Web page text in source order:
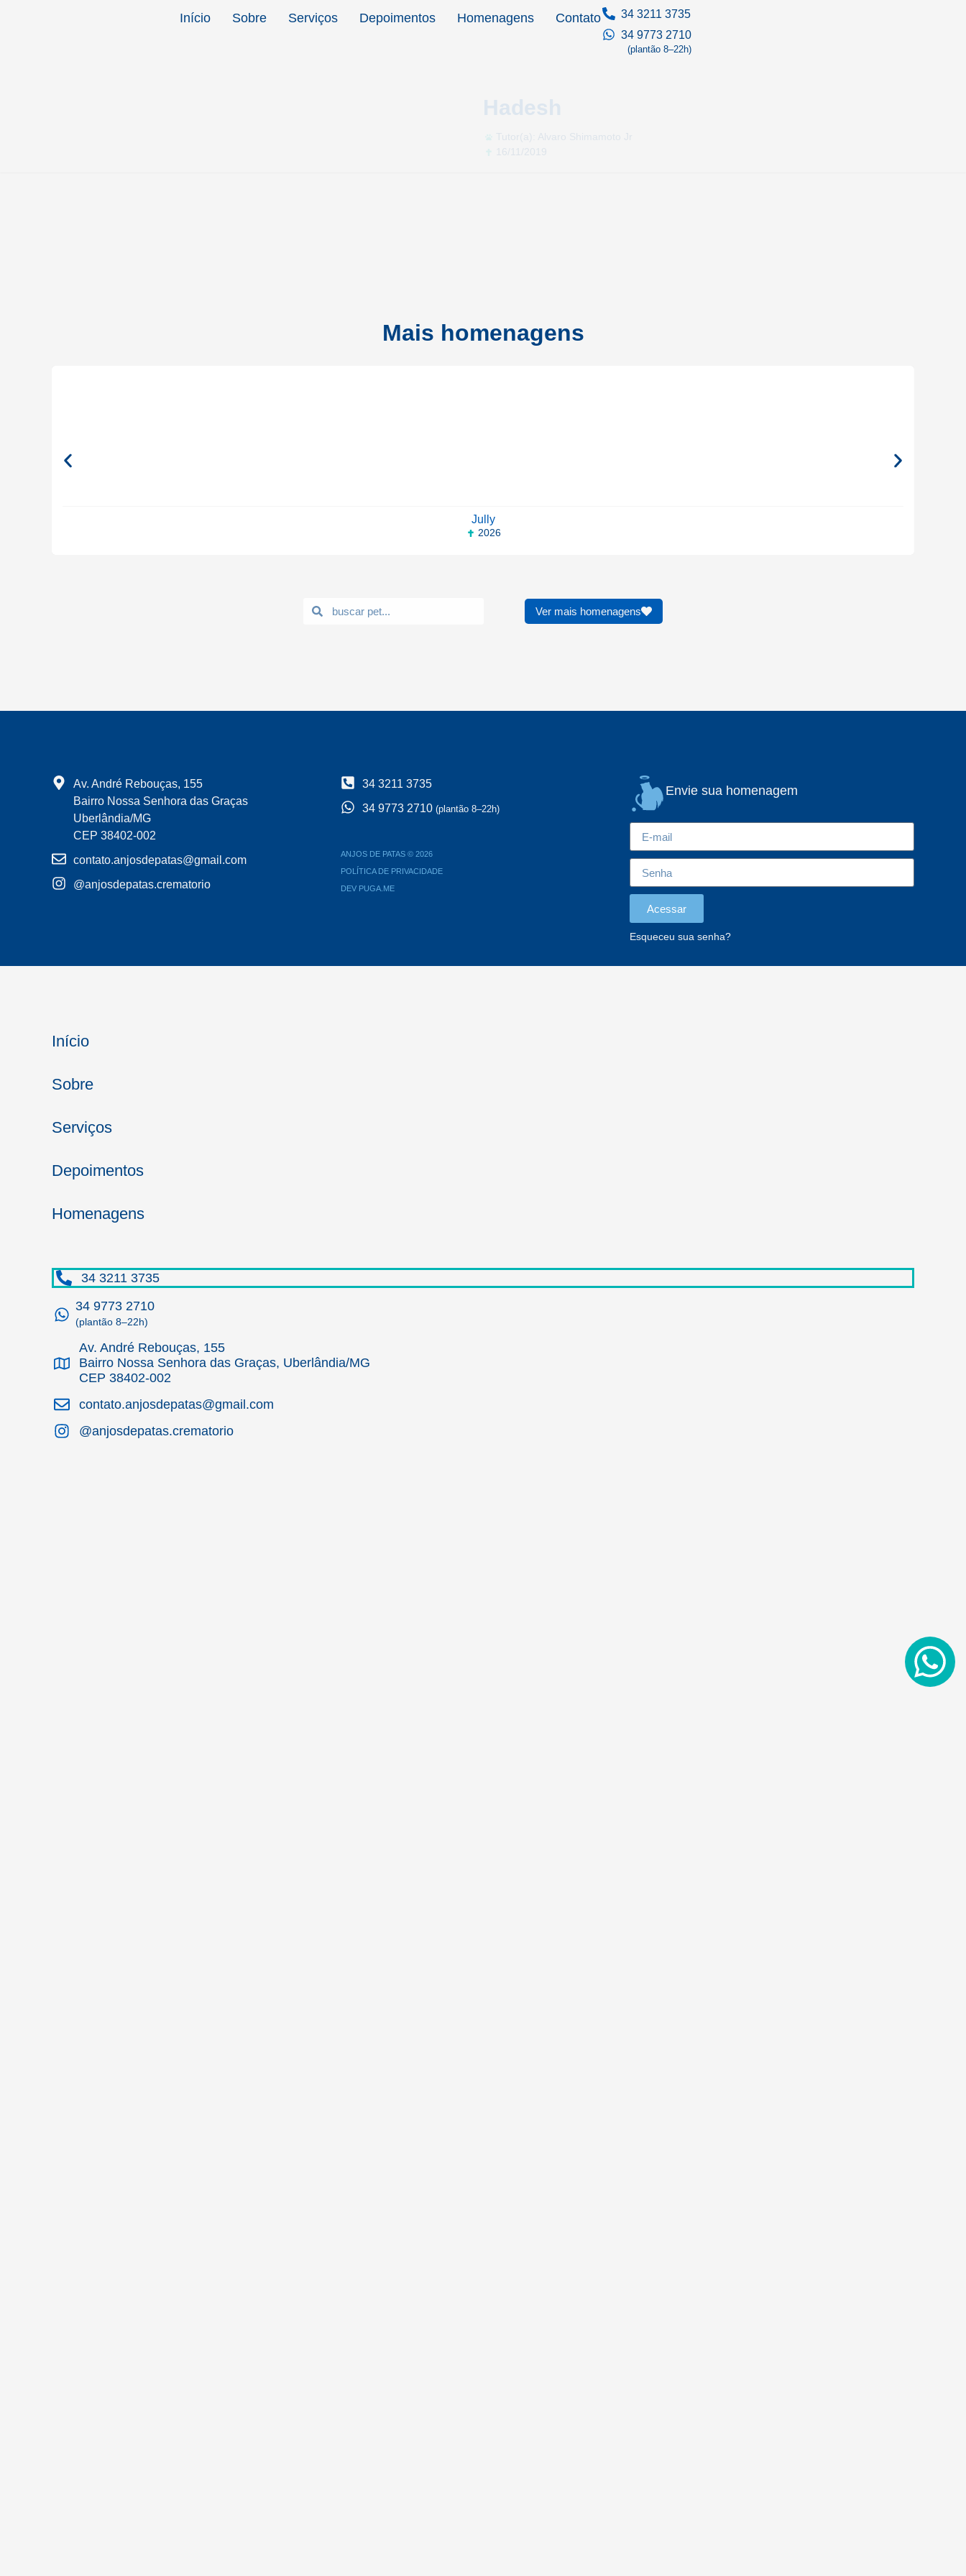
Início Sobre Serviços Depoimentos Homenagens Contato
34 3211 3735
34 9773 2710
(plantão 8–22h)
Hadesh
Tutor(a): Alvaro Shimamoto Jr
16/11/2019
Mais homenagens
Jully
2026
Ver mais homenagens
Av. André Rebouças, 155
Bairro Nossa Senhora das Graças
Uberlândia/MG
CEP 38402-002
contato.anjosdepatas@gmail.com
@anjosdepatas.crematorio
34 3211 3735
34 9773 2710 (plantão 8–22h)
ANJOS DE PATAS © 2026
POLÍTICA DE PRIVACIDADE
DEV PUGA.ME
Envie sua homenagem
Acessar
Esqueceu sua senha?
Início
Sobre
Serviços
Depoimentos
Homenagens
34 3211 3735
34 9773 2710
(plantão 8–22h)
Av. André Rebouças, 155
Bairro Nossa Senhora das Graças, Uberlândia/MG
CEP 38402-002
contato.anjosdepatas@gmail.com
@anjosdepatas.crematorio